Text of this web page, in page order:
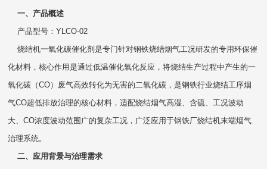
一、产品概述
产品型号：YLCO-02
烧结机一氧化碳催化剂是专门针对钢铁烧结烟气工况研发的专用环保催
化材料，核心作用是通过低温催化氧化反应，将烧结生产过程中产生的一
氧化碳（CO）废气高效转化为无害的二氧化碳，是钢铁行业烧结工序烟
气CO超低排放治理的核心材料，适配烧结烟气高湿、含硫、工况波动
大、CO浓度波动范围广的复杂工况，广泛应用于钢铁厂烧结机末端烟气
治理系统。
二、应用背景与治理需求